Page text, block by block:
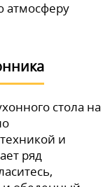
атмосферу
стола на
и
ряд